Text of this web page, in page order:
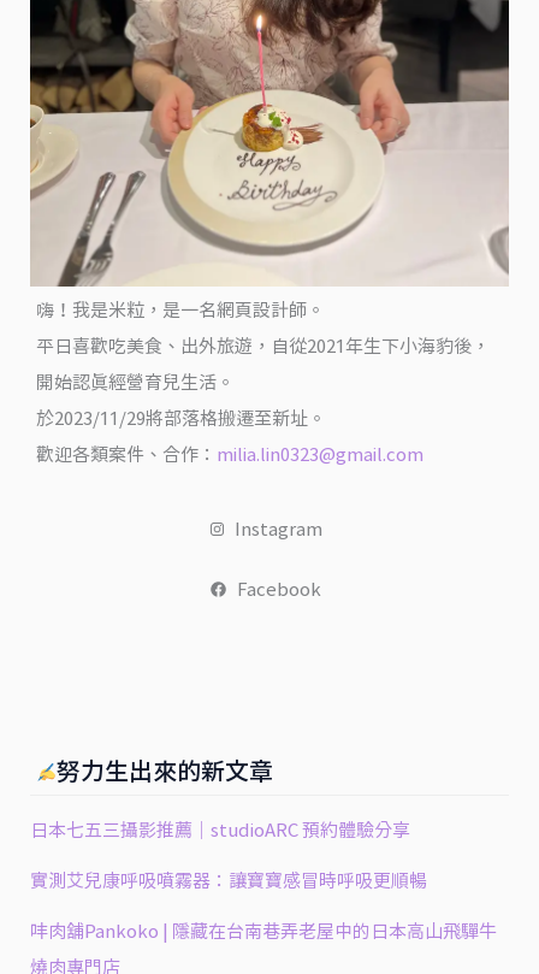
族
館
米
跳
台
灣
嗨！我是米粒，是一名網頁設計師。
平日喜歡吃美食、出外旅遊，自從2021年生下小海豹後，
開始認真經營育兒生活。
於2023/11/29將部落格搬遷至新址。
歡迎各類案件、合作： milia.lin0323@gmail.com
Instagram
Facebook
努力生出來的新文章
日本七五三攝影推薦｜studioARC 預約體驗分享
實測艾兒康呼吸噴霧器：讓寶寶感冒時呼吸更順暢
㕩肉舖Pankoko | 隱藏在台南巷弄老屋中的日本高山飛驒牛
燒肉專門店